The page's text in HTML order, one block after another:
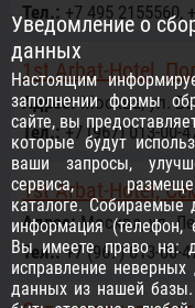
Тел.: +7 495 2155560,
1st Arbat-Hotel,
Адрес:Москва, ул.
Тел.:+7 (967) 013-00-
1st Arbat-Hotel,
Адрес:Москва, ул.
Тел.:+7 (967) 013-00-
Уведомление о
данных
Настоящим
заполнении формы
сайте, вы
которые будут
ваши запросы,
сервиса,
каталоге. Собираемые
информация (телефон,
Вы имеете право на:
исправление
данных из нашей